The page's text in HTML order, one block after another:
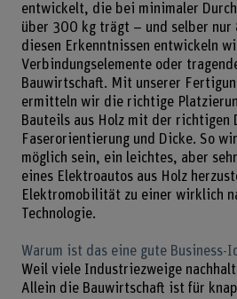
entwickelt, die bei minimaler
über 300 kg trägt – und selber nur
diesen Erkenntnissen entwickeln
Verbindungselemente oder
Bauwirtschaft. Mit unserer
ermitteln wir die richtige
Bauteils aus Holz mit der richtigen
Faserorientierung und Dicke. So
möglich sein, ein leichtes, aber
eines Elektroautos aus Holz
Elektromobilität zu einer wirklich
Technologie.
Warum ist das eine gute Business-
Weil viele Industriezweige
Allein die Bauwirtschaft ist für